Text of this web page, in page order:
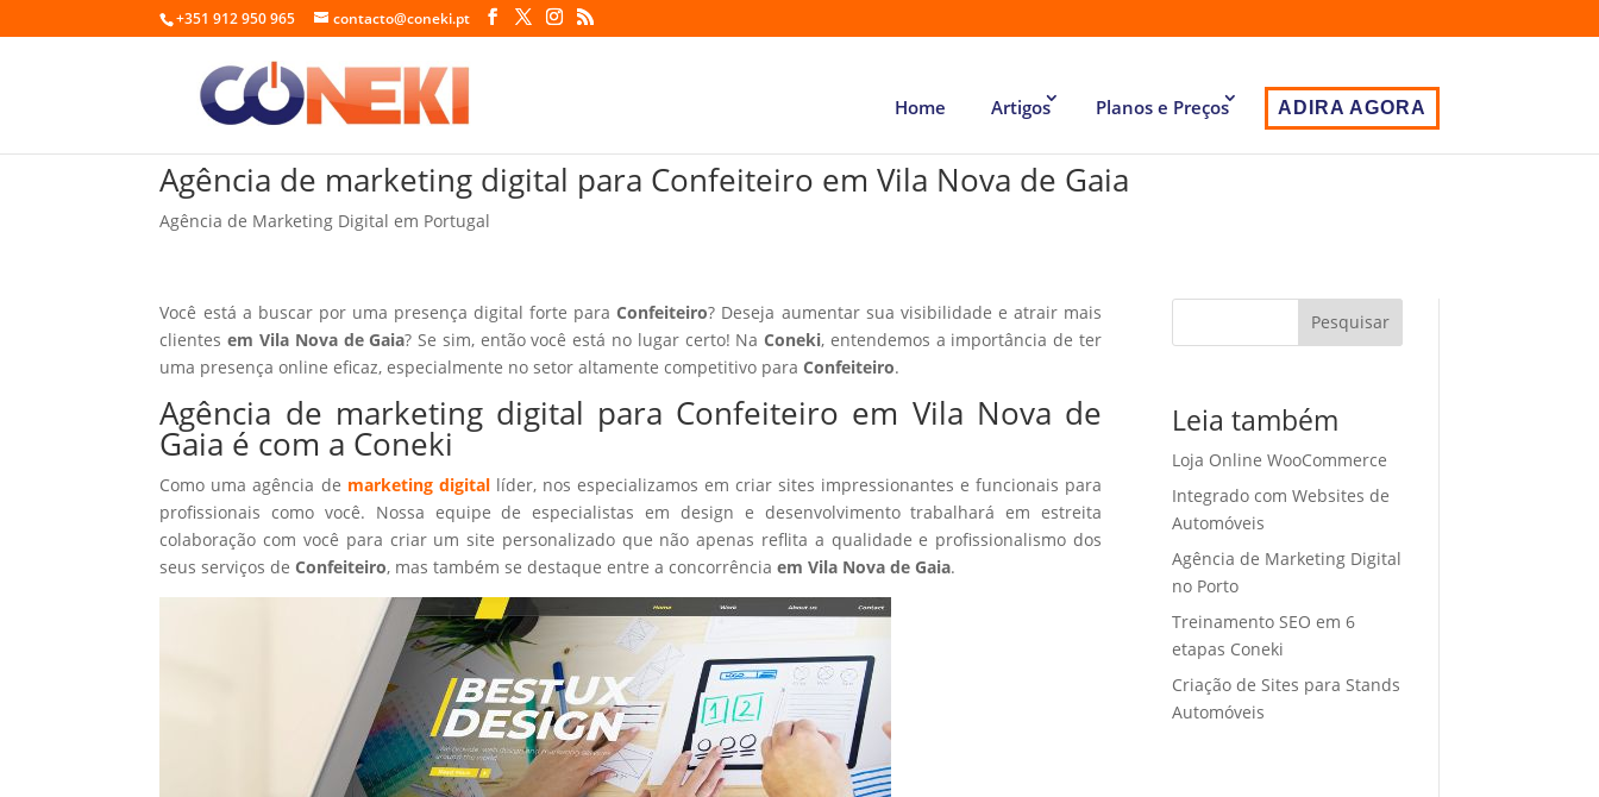
+351 912 950 965 contacto@coneki.pt
Home Artigos Planos e Preços ADIRA AGORA
Agência de marketing digital para Confeiteiro em Vila Nova de Gaia
Agência de Marketing Digital em Portugal
Você está a buscar por uma presença digital forte paraConfeiteiro? Deseja aumentar sua visibilidade e atrair mais
clientesem Vila Nova de Gaia? Se sim, então você está no lugar certo! NaConeki, entendemos a importância de ter
uma presença online eficaz, especialmente no setor altamente competitivo paraConfeiteiro.
Agência de marketing digital para Confeiteiro em Vila Nova de
Gaia é com a Coneki
Como uma agência de marketing digitallíder, nos especializamos em criar sites impressionantes e funcionais para
profissionais como você. Nossa equipe de especialistas em design e desenvolvimento trabalhará em estreita
colaboração com você para criar um site personalizado que não apenas reflita a qualidade e profissionalismo dos
seus serviços deConfeiteiro, mas também se destaque entre a concorrênciaem Vila Nova de Gaia.
Pesquisar
Leia também
Loja Online WooCommerce
Integrado com Websites de
Automóveis
Agência de Marketing Digital
no Porto
Treinamento SEO em 6
etapas Coneki
Criação de Sites para Stands
Automóveis